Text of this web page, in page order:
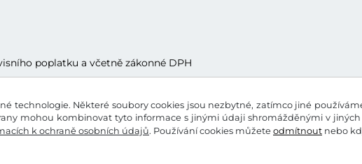
technologie. Některé soubory cookies jsou nezbytné, zatímco jiné
mohou kombinovat tyto informace s jinými údaji shromážděnými v
k ochraně osobních údajů. Používání cookies můžete odmítnout nebo
poplatku a včetně zákonné DPH